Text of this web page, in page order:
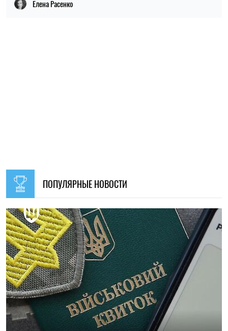
В Украине с 1 августа обновят отдельные нормы
мобилизации: что изменится для граждан
Ирина Де Люсто